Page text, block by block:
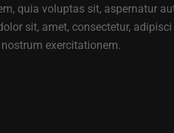
quia voluptas sit, aspernatur
sit, amet, consectetur,
exercitationem.